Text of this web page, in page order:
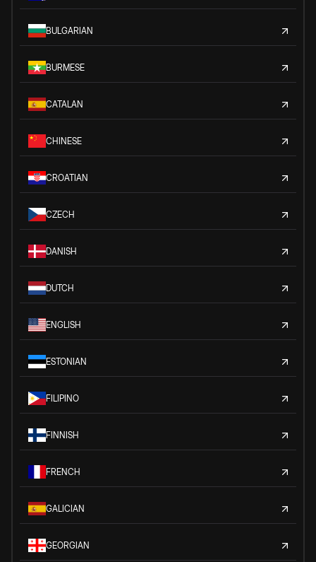
BULGARIAN
BURMESE
CATALAN
CHINESE
CROATIAN
CZECH
DANISH
DUTCH
ENGLISH
ESTONIAN
FILIPINO
FINNISH
FRENCH
GALICIAN
GEORGIAN